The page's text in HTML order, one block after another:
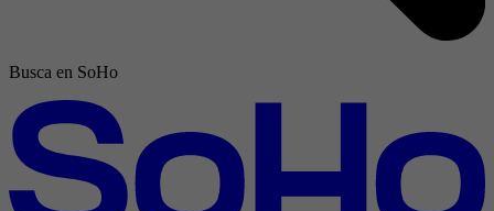
Busca en SoHo